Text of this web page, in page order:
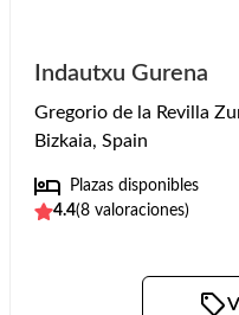
Indautxu Gurena
Gregorio de la Revilla
Bizkaia, Spain
Plazas disponibles
4.4(8 valoraciones)